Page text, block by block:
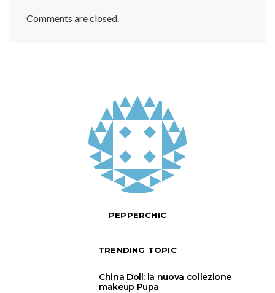
Comments are closed.
PEPPERCHIC
TRENDING TOPIC
China Doll: la nuova collezione
makeup Pupa